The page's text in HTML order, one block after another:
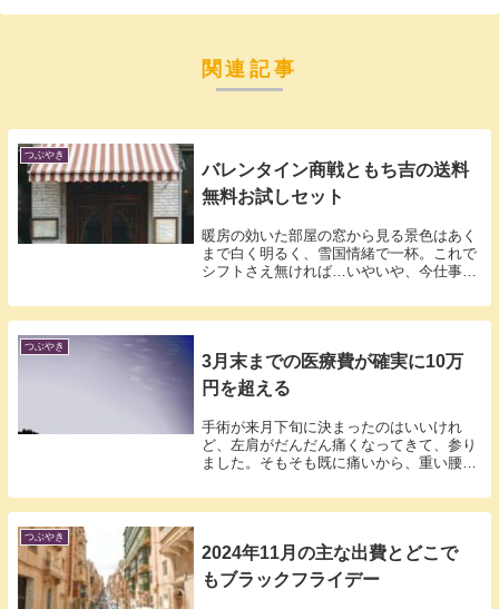
関連記事
つぶやき
バレンタイン商戦ともち吉の送料
無料お試しセット
暖房の効いた部屋の窓から見る景色はあく
まで白く明るく、雪国情緒で一杯。これで
シフトさえ無ければ…いやいや、今仕事が
つぶやき
3月末までの医療費が確実に10万
円を超える
手術が来月下旬に決まったのはいいけれ
ど、左肩がだんだん痛くなってきて、参り
ました。そもそも既に痛いから、重い腰を
つぶやき
2024年11月の主な出費とどこで
もブラックフライデー